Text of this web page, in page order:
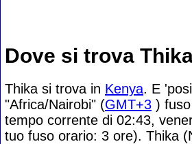
Dove si trova
Thika si trova in Kenya. E
"Africa/Nairobi" (GMT+3 )
tempo corrente di 02:43,
tuo fuso orario: 3 ore). Thika